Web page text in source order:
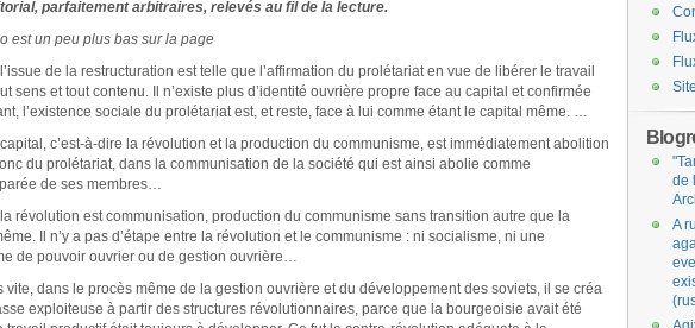
parfaitement arbitraires, relevés au fil de la lecture.
est un peu plus bas sur la page
de la restructuration est telle que l’affirmation du prolétariat en vue de libérer le travail
sens et tout contenu. Il n’existe plus d’identité ouvrière propre face au capital et confirmée
l’existence sociale du prolétariat est, et reste, face à lui comme étant le capital même. …
c’est-à-dire la révolution et la production du communisme, est immédiatement abolition
du prolétariat, dans la communisation de la société qui est ainsi abolie comme
de ses membres…
révolution est communisation, production du communisme sans transition autre que la
Il n’y a pas d’étape entre la révolution et le communisme : ni socialisme, ni une
de pouvoir ouvrier ou de gestion ouvrière…
dans le procès même de la gestion ouvrière et du développement des soviets, il se créa
exploiteuse à partir des structures révolutionnaires, parce que la bourgeoisie avait été
de
A